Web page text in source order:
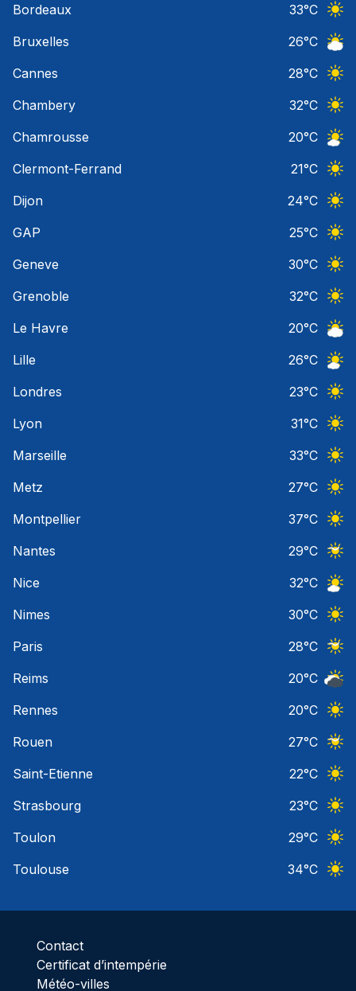
Bordeaux
33°C
Bruxelles
26°C
Cannes
28°C
Chambery
32°C
Chamrousse
20°C
Clermont-Ferrand
21°C
Dijon
24°C
GAP
25°C
Geneve
30°C
Grenoble
32°C
Le Havre
20°C
Lille
26°C
Londres
23°C
Lyon
31°C
Marseille
33°C
Metz
27°C
Montpellier
37°C
Nantes
29°C
Nice
32°C
Nimes
30°C
Paris
28°C
Reims
20°C
Rennes
20°C
Rouen
27°C
Saint-Etienne
22°C
Strasbourg
23°C
Toulon
29°C
Toulouse
34°C
Contact
Certificat d’intempérie
Météo-villes